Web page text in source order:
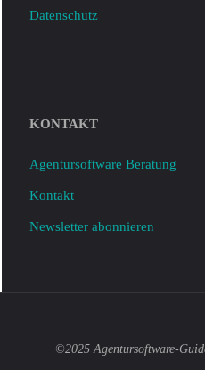
Datenschutz
KONTAKT
Agentursoftware Beratung
Kontakt
Newsletter abonnieren
©2025 Agentursoftware-